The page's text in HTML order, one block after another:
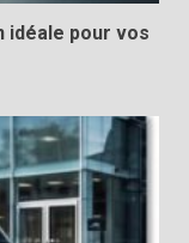
idéale pour vos